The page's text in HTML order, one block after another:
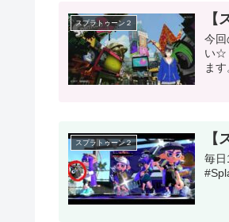
スプラトゥーン２
今
い☆
ま
スプラトゥーン２
毎日